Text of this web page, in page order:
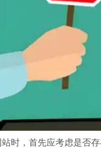
时，首先应考虑是否